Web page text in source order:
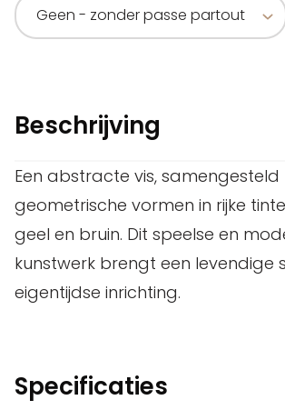
Beschrijving
Een abstracte vis, samengesteld
geometrische vormen in rijke
geel en bruin. Dit speelse en
kunstwerk brengt een levendige
eigentijdse inrichting.
Specificaties